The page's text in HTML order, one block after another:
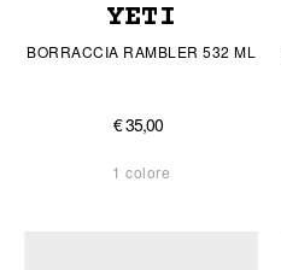
YETI
BORRACCIA RAMBLER 532 ML
€ 35,00
1 colore